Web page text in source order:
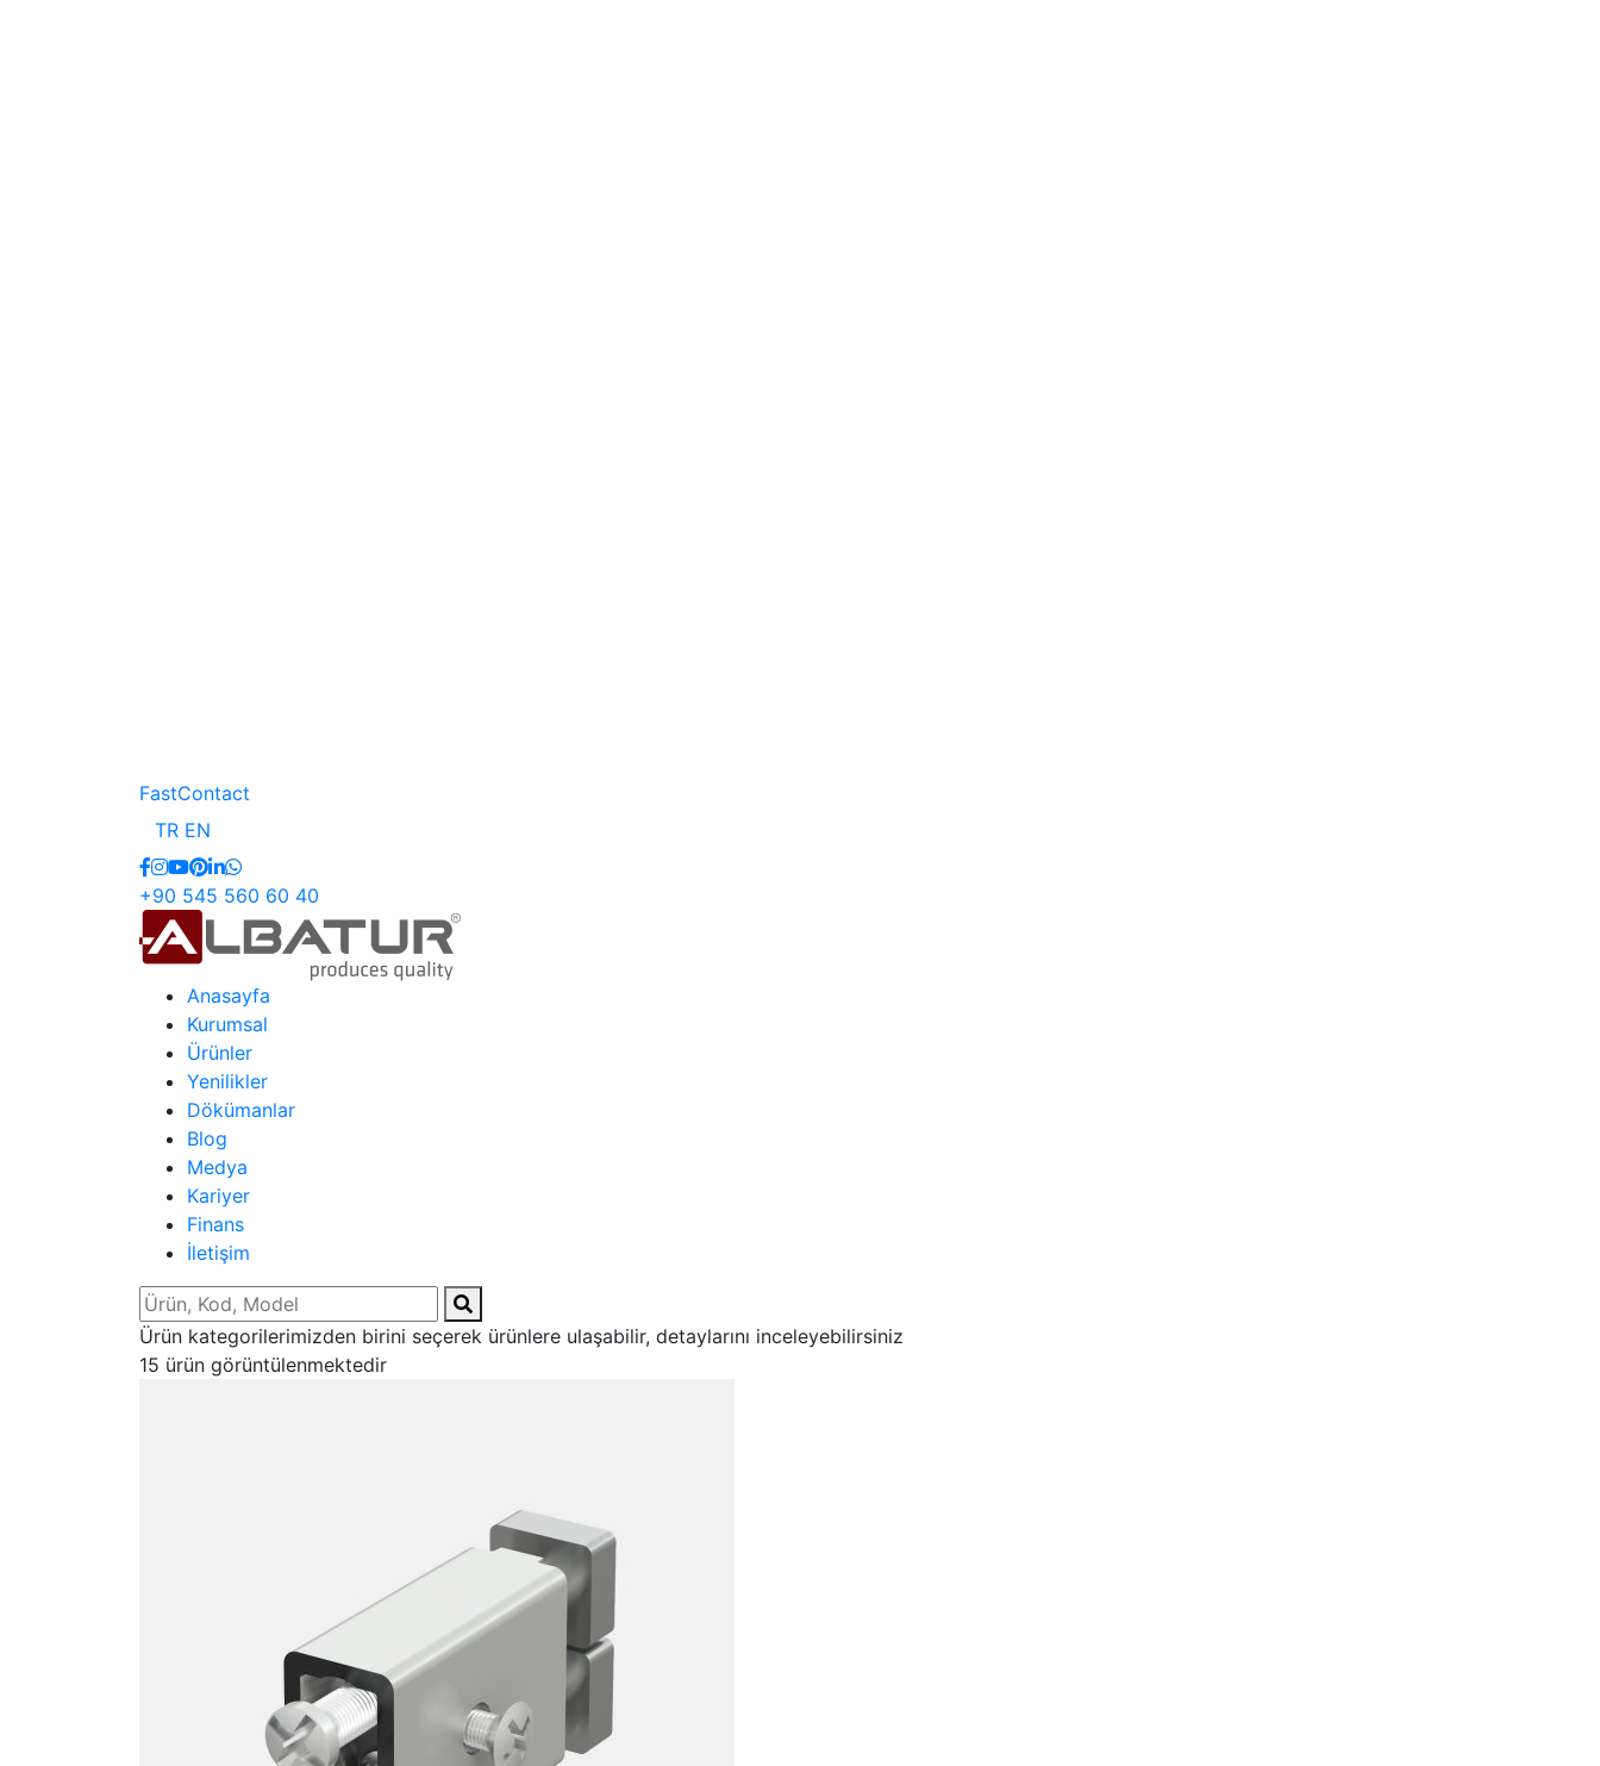
FastContact
TR EN
+90 545 560 60 40
Anasayfa
Kurumsal
Ürünler
Yenilikler
Dökümanlar
Blog
Medya
Kariyer
Finans
İletişim
Ürün kategorilerimizden birini seçerek ürünlere ulaşabilir, detaylarını inceleyebilirsiniz
15 ürün görüntülenmektedir